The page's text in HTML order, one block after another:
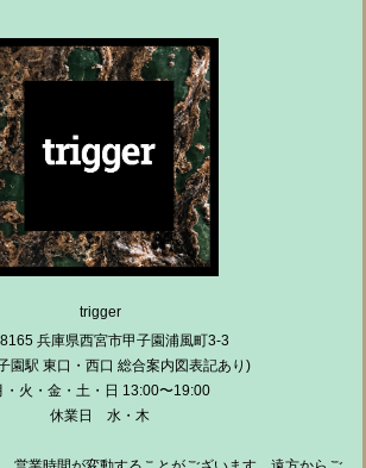
trigger
兵庫県西宮市甲子園浦風町3-3
園駅 東口・西口 総合案内図表記あり)
・火・金・土・日 13:00〜19:00
休業日 水・木